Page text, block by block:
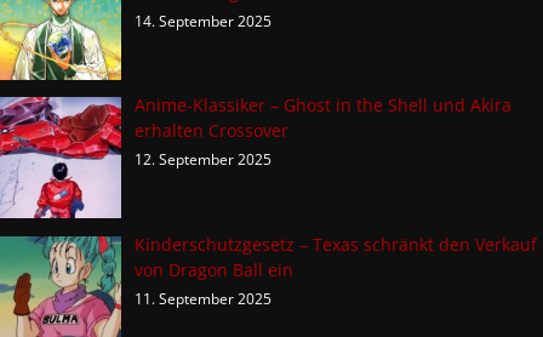
14. September 2025
Anime-Klassiker – Ghost in the Shell und Akira
erhalten Crossover
12. September 2025
Kinderschutzgesetz – Texas schränkt den Verkauf
von Dragon Ball ein
11. September 2025